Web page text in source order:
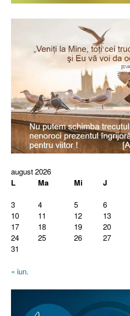
august 2026
L Ma Mi J
3
4 5 6
10
11 12 13
17
18 19 20
24
25 26 27
31
« iun.